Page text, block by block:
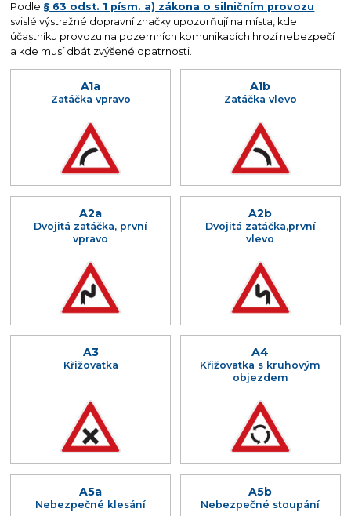
Podle § 63 odst. 1 písm. a) zákona o silničním provozu
svislé výstražné dopravní značky upozorňují na místa, kde
účastníku provozu na pozemních komunikacích hrozí nebezpečí
a kde musí dbát zvýšené opatrnosti.
A1a
Zatáčka vpravo
A1b
Zatáčka vlevo
A2a
Dvojitá zatáčka, první
vpravo
A2b
Dvojitá zatáčka,první
vlevo
A3
Křižovatka
A4
Křižovatka s kruhovým
objezdem
A5a
Nebezpečné klesání
A5b
Nebezpečné stoupání